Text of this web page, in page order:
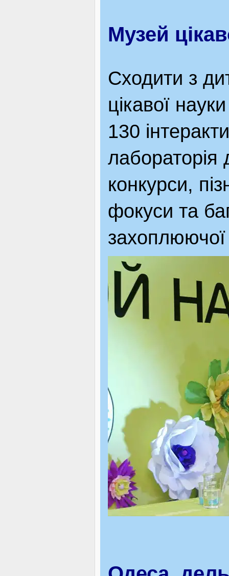
ОГОЛОШЕННЯ
ЯК ДОЇХАТИ
Музей
Сходити з
цікавої
130
лабораторія
конкурси,
фокуси та